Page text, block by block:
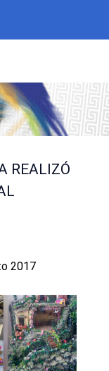
REALIZÓ
2017